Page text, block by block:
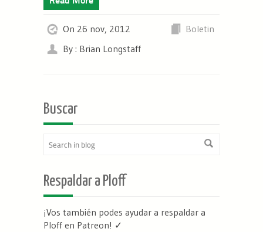
On 26 nov, 2012
Boletin
By : Brian Longstaff
Buscar
Respaldar a Ploff
¡Vos también podes ayudar a respaldar a
Ploff en Patreon! ✓